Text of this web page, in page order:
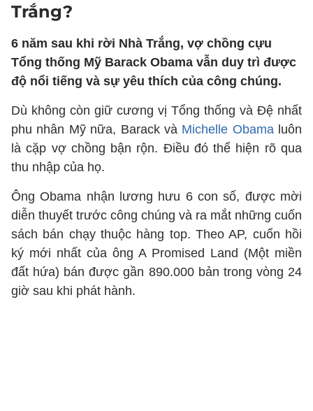
Trắng?
6 năm sau khi rời Nhà Trắng, vợ chồng cựu
Tổng thống Mỹ Barack Obama vẫn duy trì được
độ nổi tiếng và sự yêu thích của công chúng.
Dù không còn giữ cương vị Tổng thống và Đệ nhất
phu nhân Mỹ nữa, Barack và Michelle Obamaluôn
là cặp vợ chồng bận rộn. Điều đó thể hiện rõ qua
thu nhập của họ.
Ông Obama nhận lương hưu 6 con số, được mời
diễn thuyết trước công chúng và ra mắt những cuốn
sách bán chạy thuộc hàng top. Theo AP, cuốn hồi
ký mới nhất của ông A Promised Land (Một miền
đất hứa) bán được gần 890.000 bản trong vòng 24
giờ sau khi phát hành.